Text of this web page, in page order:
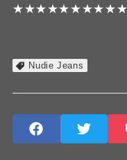
Nudie Jeans